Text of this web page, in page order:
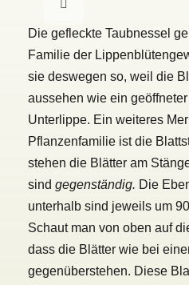
Die gefleckte Taubnessel
Familie der
sie deswegen so, weil die
aussehen wie ein
Unterlippe. Ein weiteres
Pflanzenfamilie ist die
stehen die Blätter am
sind gegenständig. Die
unterhalb sind jeweils um
Schaut man von oben auf
dass die Blätter wie bei
gegenüberstehen. Diese